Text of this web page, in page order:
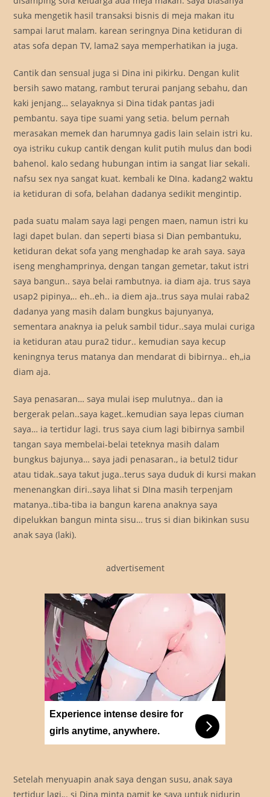
suka mengetik hasil transaksi bisnis di meja makan itu
sampai larut malam. karean seringnya Dina ketiduran di
atas sofa depan TV, lama2 saya memperhatikan ia juga.
Cantik dan sensual juga si Dina ini pikirku. Dengan kulit
bersih sawo matang, rambut terurai panjang sebahu, dan
kaki jenjang… selayaknya si Dina tidak pantas jadi
pembantu. saya tipe suami yang setia. belum pernah
merasakan memek dan harumnya gadis lain selain istri ku.
oya istriku cukup cantik dengan kulit putih mulus dan bodi
bahenol. kalo sedang hubungan intim ia sangat liar sekali.
nafsu sex nya sangat kuat. kembali ke DIna. kadang2 waktu
ia ketiduran di sofa, belahan dadanya sedikit mengintip.
pada suatu malam saya lagi pengen maen, namun istri ku
lagi dapet bulan. dan seperti biasa si Dian pembantuku,
ketiduran dekat sofa yang menghadap ke arah saya. saya
iseng menghamprinya, dengan tangan gemetar, takut istri
saya bangun.. saya belai rambutnya. ia diam aja. trus saya
usap2 pipinya,.. eh..eh.. ia diem aja..trus saya mulai raba2
dadanya yang masih dalam bungkus bajunyanya,
sementara anaknya ia peluk sambil tidur..saya mulai curiga
ia ketiduran atau pura2 tidur.. kemudian saya kecup
keningnya terus matanya dan mendarat di bibirnya.. eh,,ia
diam aja.
Saya penasaran… saya mulai isep mulutnya.. dan ia
bergerak pelan..saya kaget..kemudian saya lepas ciuman
saya… ia tertidur lagi. trus saya cium lagi bibirnya sambil
tangan saya membelai-belai teteknya masih dalam
bungkus bajunya… saya jadi penasaran., ia betul2 tidur
atau tidak..saya takut juga..terus saya duduk di kursi makan
menenangkan diri..saya lihat si DIna masih terpenjam
matanya..tiba-tiba ia bangun karena anaknya saya
dipelukkan bangun minta sisu… trus si dian bikinkan susu
anak saya (laki).
advertisement
Experience intense desire for
girls anytime, anywhere.
Setelah menyuapin anak saya dengan susu, anak saya
tertidur lagi,.. si Dina minta pamit ke saya untuk nidurin